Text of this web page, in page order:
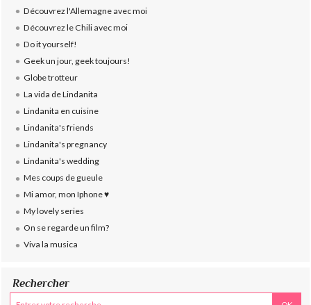
Découvrez l'Allemagne avec moi
Découvrez le Chili avec moi
Do it yourself!
Geek un jour, geek toujours!
Globe trotteur
La vida de Lindanita
Lindanita en cuisine
Lindanita's friends
Lindanita's pregnancy
Lindanita's wedding
Mes coups de gueule
Mi amor, mon Iphone ♥
My lovely series
On se regarde un film?
Viva la musica
Rechercher